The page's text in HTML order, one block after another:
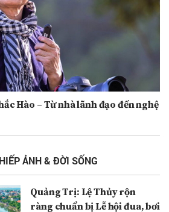
Hào – Từ nhà lãnh đạo đến nghệ
ẢNH & ĐỜI SỐNG
Quảng Trị: Lệ Thủy rộn
ràng chuẩn bị Lễ hội đua, bơi